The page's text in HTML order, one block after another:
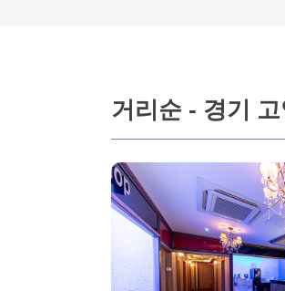
거리순 - 경기